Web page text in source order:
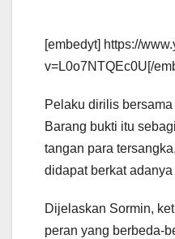
[embedyt] https://
v=L0o7NTQEc0U[/
Pelaku dirilis
Barang bukti itu
tangan para
didapat berkat
Dijelaskan Sormin,
peran yang berbeda-